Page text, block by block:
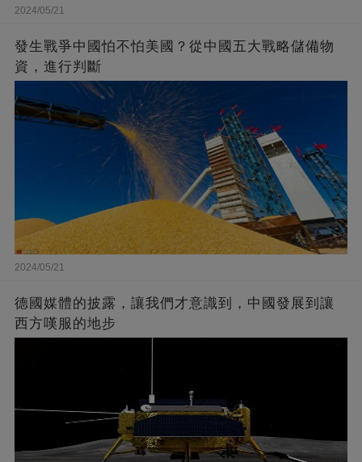
2024/05/21
發生戰爭中國怕不怕美國？從中國五大戰略儲備物
資，進行判斷
2024/05/21
德國媒體的披露，讓我們才意識到，中國發展到讓
西方嘆服的地步